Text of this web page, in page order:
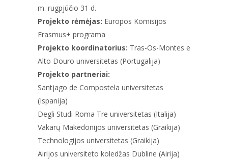
m. rugpjūčio 31 d.
Projekto rėmėjas: Europos Komisijos
Erasmus+ programa
Projekto koordinatorius: Tras-Os-Montes e
Alto Douro universitetas (Portugalija)
Projekto partneriai:
Santjago de Compostela universitetas
(Ispanija)
Degli Studi Roma Tre universitetas (Italija)
Vakarų Makedonijos universitetas (Graikija)
Technologijos universitetas (Graikija)
Airijos universiteto koledžas Dubline (Airija)